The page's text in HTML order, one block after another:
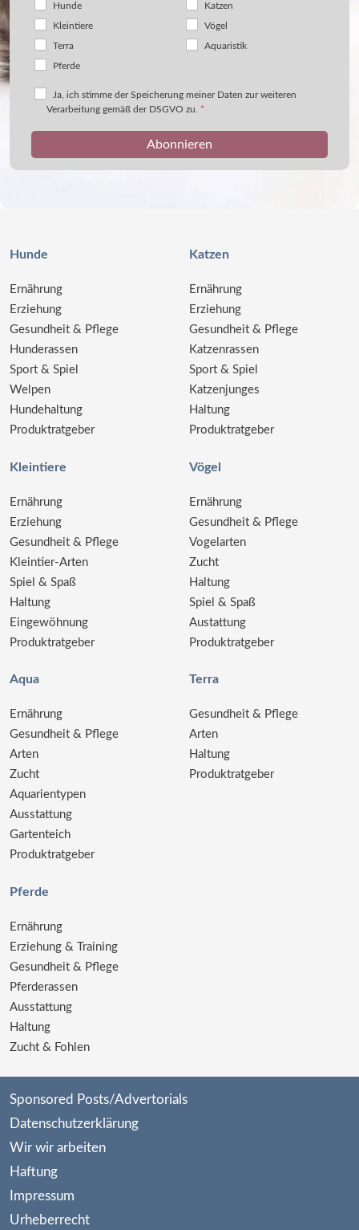
Hunde
Kleintiere
Terra
Pferde
Katzen
Vögel
Aquaristik
Ja, ich stimme der Speicherung meiner Daten zur weiteren
Verarbeitung gemäß der DSGVO zu. *
Hunde
Ernährung
Erziehung
Gesundheit & Pflege
Hunderassen
Sport & Spiel
Welpen
Hundehaltung
Produktratgeber
Katzen
Ernährung
Erziehung
Gesundheit & Pflege
Katzenrassen
Sport & Spiel
Katzenjunges
Haltung
Produktratgeber
Kleintiere
Ernährung
Erziehung
Gesundheit & Pflege
Kleintier-Arten
Spiel & Spaß
Haltung
Eingewöhnung
Produktratgeber
Vögel
Ernährung
Gesundheit & Pflege
Vogelarten
Zucht
Haltung
Spiel & Spaß
Austattung
Produktratgeber
Aqua
Ernährung
Gesundheit & Pflege
Arten
Zucht
Aquarientypen
Ausstattung
Gartenteich
Produktratgeber
Terra
Gesundheit & Pflege
Arten
Haltung
Produktratgeber
Pferde
Ernährung
Erziehung & Training
Gesundheit & Pflege
Pferderassen
Ausstattung
Haltung
Zucht & Fohlen
Sponsored Posts/Advertorials
Datenschutzerklärung
Wir wir arbeiten
Haftung
Impressum
Urheberrecht